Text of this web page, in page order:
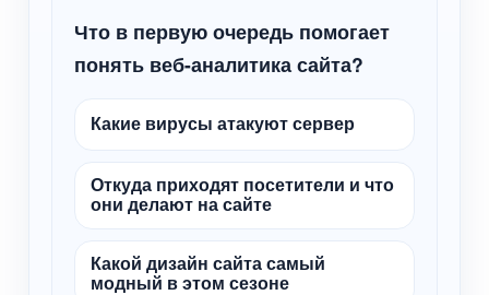
Что в первую очередь помогает
понять веб-аналитика сайта?
Какие вирусы атакуют сервер
Откуда приходят посетители и что
они делают на сайте
Какой дизайн сайта самый
модный в этом сезоне